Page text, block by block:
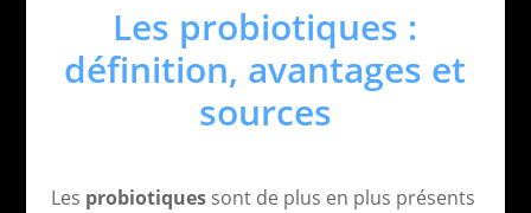
Les probiotiques :
définition, avantages et
sources
Les probiotiquessont de plus en plus présents